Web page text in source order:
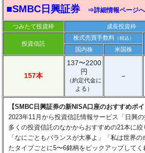
■SMBC日興証券 ⇒詳細情報ページへ
つみたて投資枠
成長投資枠
投資信託
株式売買手数料（税込）
国内株
米国株
157本
137〜2200
円
（約定代金に
よる）
−
【SMBC日興証券の新NISA口座のおすすめポイ
2023年11月から投資信託情報サービス「日興
多くの投資信託のなかからおすすめの21本に絞
「なにごともバランスが大事よ」「私は世界
たタイプごとに5〜6銘柄をピックアップして